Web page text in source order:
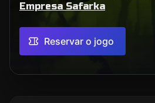
Empresa Safarka
Reservar o jogo